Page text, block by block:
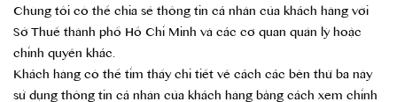
Chúng tôi có thể chia sẻ thông tin cá nhân của khách hàng với
Sở Thuế thành phố Hồ Chí Minh và các cơ quan quản lý hoặc
chính quyền khác.
Khách hàng có thể tìm thấy chi tiết về cách các bên thứ ba này